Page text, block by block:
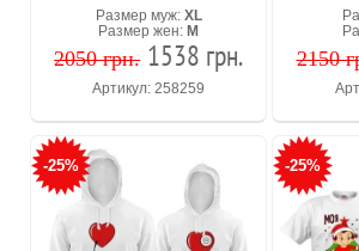
Размер муж: XL
Размер жен: M
2050 грн. 1538 грн.
Артикул: 258259
2150
-25% -25%